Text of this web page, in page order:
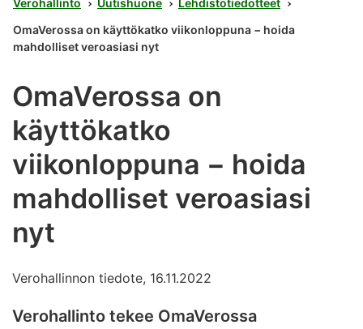
Verohallinto Uutishuone
Lehdistötiedotteet
OmaVerossa on käyttökatko viikonloppuna − hoida
mahdolliset veroasiasi nyt
OmaVerossa on
käyttökatko
viikonloppuna − hoida
mahdolliset veroasiasi
nyt
Verohallinnon tiedote, 16.11.2022
Verohallinto tekee OmaVerossa